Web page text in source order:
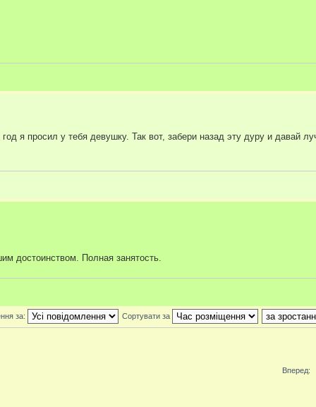
я просил у тебя девушку. Так вот, забери назад эту дуру и давай
достоинством. Полная занятость.
за: Сортувати за
Вперед: